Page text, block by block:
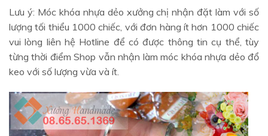
Lưu ý: Móc khóa nhựa dẻo xưởng chị nhận đặt làm với số
lượng tối thiểu 1000 chiếc, với đơn hàng ít hơn 1000 chiếc
vui lòng liên hệ Hotline để có được thông tin cụ thể, tùy
từng thời điểm Shop vẫn nhận làm móc khóa nhựa dẻo đổ
keo với số lượng vừa và ít.